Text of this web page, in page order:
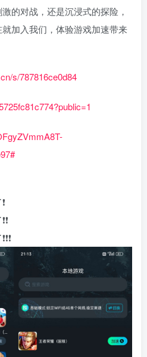
的对战，还是沉浸式的探险，
加入我们，体验游戏加速带来
s/787816ce0d84